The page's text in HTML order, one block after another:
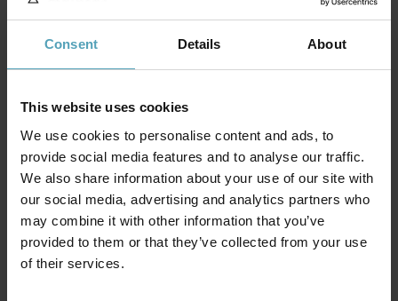
Consent Details About
This website uses cookies
We use cookies to personalise content and ads, to
provide social media features and to analyse our traffic.
We also share information about your use of our site with
our social media, advertising and analytics partners who
may combine it with other information that you’ve
provided to them or that they’ve collected from your use
of their services.
NORDIC LIGHTING
Crux 2 spotlight
299 kr
Rek. 399 kr
BY RYDÉNS
Aurora 5 spotlight
699 kr
Rek. 1 199 kr
Andra köpte även